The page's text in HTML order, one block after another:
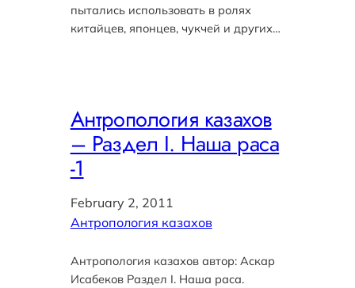
пытались использовать в ролях
китайцев, японцев, чукчей и других…
Антропология казахов
– Раздел I. Наша раса
-1
February 2, 2011
Антропология казахов
Антропология казахов автор: Аскар
Исабеков Раздел I. Наша раса.